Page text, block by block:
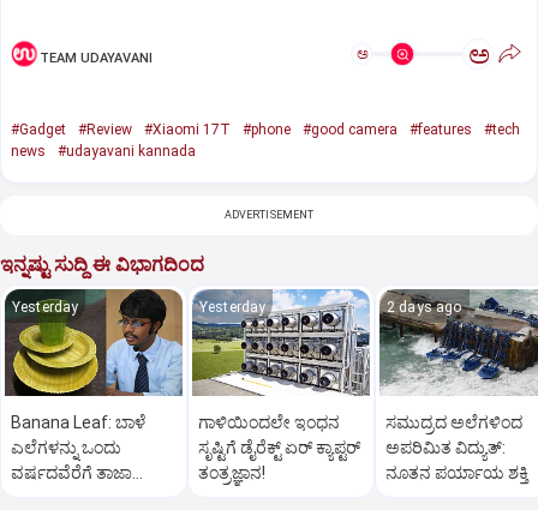
TEAM UDAYAVANI ಅ ಅ
#Gadget #Review #Xiaomi 17T #phone #good camera #features
#tech
news
#udayavani kannada
ADVERTISEMENT
ಇನ್ನಷ್ಟು ಸುದ್ದಿ ಈ ವಿಭಾಗದಿಂದ
Yesterday
Banana Leaf: ಬಾಳೆ
ಎಲೆಗಳನ್ನು ಒಂದು
ವರ್ಷದವೆರೆಗೆ ತಾಜಾ
Yesterday
ಗಾಳಿಯಿಂದಲೇ ಇಂಧನ
ಸೃಷ್ಟಿಗೆ ಡೈರೆಕ್ಟ್ ಏರ್‌ ಕ್ಯಾಪ್ಟರ್
ತಂತ್ರಜ್ಞಾನ!
2 days ago
ಸಮುದ್ರದ ಅಲೆಗಳಿಂದ
ಅಪರಿಮಿತ ವಿದ್ಯುತ್‌:
ನೂತನ ಪರ್ಯಾಯ ಶಕ್ತಿ